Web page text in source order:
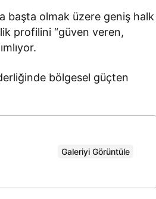
başta olmak üzere geniş halk
profilini “güven veren,
bölgesel güçten
Galeriyi Görüntüle